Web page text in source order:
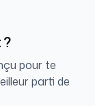
pour te
parti de